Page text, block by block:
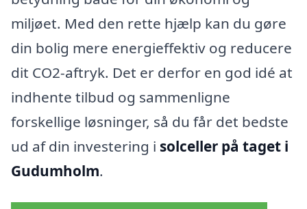
miljøet. Med den rette hjælp kan du gøre
din bolig mere energieffektiv og reducere
dit CO2-aftryk. Det er derfor en god idé at
indhente tilbud og sammenligne
forskellige løsninger, så du får det bedste
ud af din investering i solceller på taget i
Gudumholm.